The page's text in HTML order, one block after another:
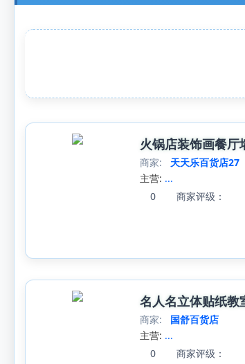
火锅店装饰画餐
商家:
天天乐百货店27
主营: ...
0
商家评级：
名人名立体贴纸教
商家:
国舒百货店
主营: ...
0
商家评级：